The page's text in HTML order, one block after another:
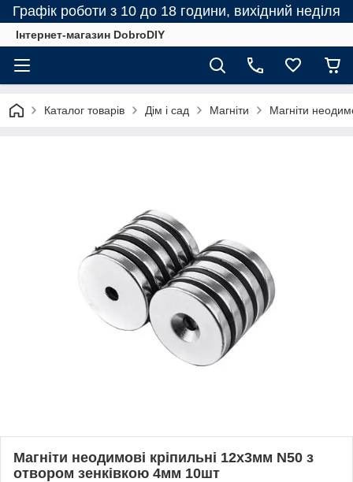
Графік роботи з 10 до 18 години, вихідний неділя
Інтернет-магазин DobroDIY
Каталог товарів Дім і сад Магніти Магніти
Магніти неодимові кріпильні 12х3мм N50 з
отвором зенківкою 4мм 10шт